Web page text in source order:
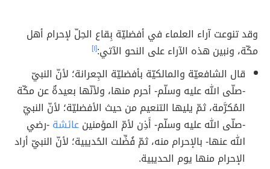
وقد تنوعت آراء العلماء في أفضليّة بِقاع الحِلّ لإحرام أهل
مكّة، ونبين هذه الآراء على النحو الآتي:[١]
قال الشافعيّة والمالكيّة بأفضليّة الجِعرانة؛ لأنّ النبيّ
-صلّى الله عليه وسلّم- أحرم منها، ولأنّها بعيدةٌ عن مكّة
المُكرَّمة، ثمّ يليها التنعيم من حيث الأفضليّة؛ لأنّ النبيّ
-صلّى الله عليه وسلّم- أَذِن لأمّ المؤمنينعائشة-رضي
الله عنها- بالإحرام منه، ثمّ فُضِّلت الحُديبية؛ لأنّ النبيّ أراد
الإحرام منها يوم الحديبية.